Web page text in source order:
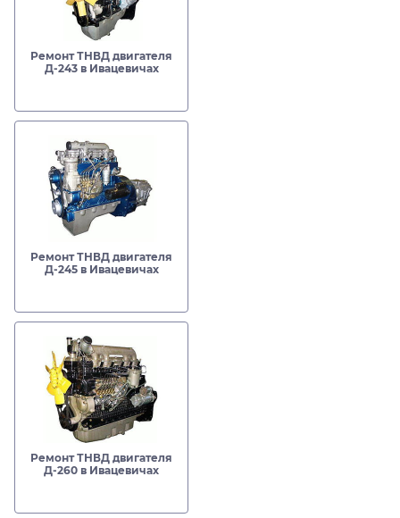
Ремонт ТНВД двигателя
Д-243 в Ивацевичах
Ремонт ТНВД двигателя
Д-245 в Ивацевичах
Ремонт ТНВД двигателя
Д-260 в Ивацевичах